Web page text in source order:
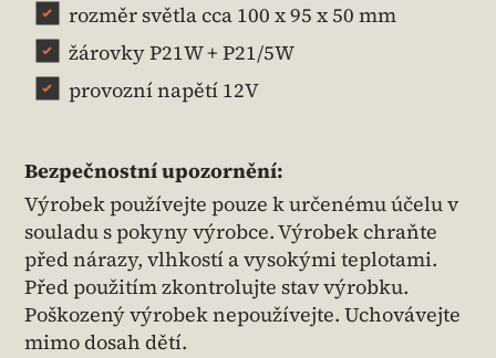
rozměr světla cca 100 x 95 x 50 mm
žárovky P21W + P21/5W
provozní napětí 12V
Bezpečnostní upozornění:
Výrobek používejte pouze k určenému účelu v
souladu s pokyny výrobce. Výrobek chraňte
před nárazy, vlhkostí a vysokými teplotami.
Před použitím zkontrolujte stav výrobku.
Poškozený výrobek nepoužívejte. Uchovávejte
mimo dosah dětí.